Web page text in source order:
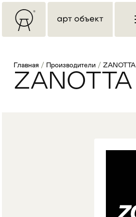
Главная / Производители / ZANOTTA
ZANOTTA